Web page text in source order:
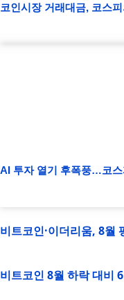
코인시장 거래대금, 코스
AI 투자 열기 후폭풍…코스
비트코인·이더리움, 8월
비트코인 8월 하락 대비